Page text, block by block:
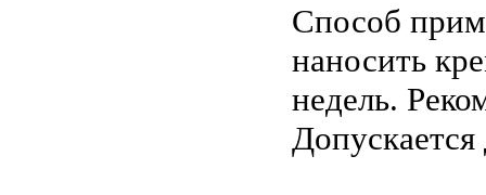
Способ
наносить
недель.